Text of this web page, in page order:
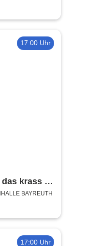
mehr
17:00 Uhr
krass -
BAYREUTH
17:00 Uhr